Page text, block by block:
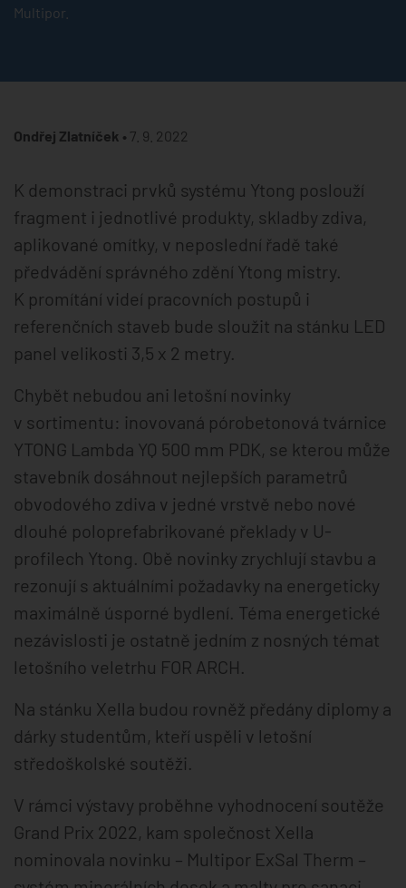
Multipor.
Ondřej Zlatníček • 7. 9. 2022
K demonstraci prvků systému Ytong poslouží
fragment i jednotlivé produkty, skladby zdiva,
aplikované omítky, v neposlední řadě také
předvádění správného zdění Ytong mistry.
K promítání videí pracovních postupů i
referenčních staveb bude sloužit na stánku LED
panel velikosti 3,5 x 2 metry.
Chybět nebudou ani letošní novinky
v sortimentu: inovovaná pórobetonová tvárnice
YTONG Lambda YQ 500 mm PDK, se kterou může
stavebník dosáhnout nejlepších parametrů
obvodového zdiva v jedné vrstvě nebo nové
dlouhé poloprefabrikované překlady v U-
profilech Ytong. Obě novinky zrychlují stavbu a
rezonují s aktuálními požadavky na energeticky
maximálně úsporné bydlení. Téma energetické
nezávislosti je ostatně jedním z nosných témat
letošního veletrhu FOR ARCH.
Na stánku Xella budou rovněž předány diplomy a
dárky studentům, kteří uspěli v letošní
středoškolské soutěži.
V rámci výstavy proběhne vyhodnocení soutěže
Grand Prix 2022, kam společnost Xella
nominovala novinku – Multipor ExSal Therm –